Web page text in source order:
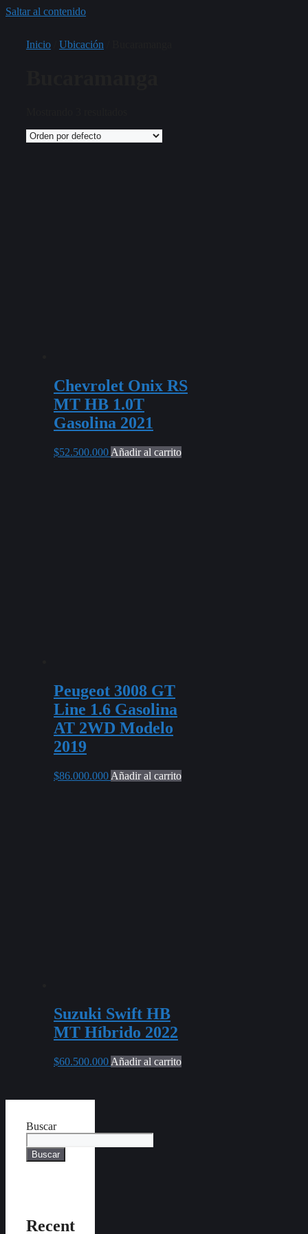
Saltar al contenido
Inicio Ubicación
Chevrolet Onix RS
MT HB 1.0T
Gasolina 2021
$52.500.000 Añadir al carrito
Peugeot 3008 GT
Line 1.6 Gasolina
AT 2WD Modelo
2019
$86.000.000 Añadir al carrito
Suzuki Swift HB
MT Híbrido 2022
$60.500.000 Añadir al carrito
Buscar
Buscar
Recent